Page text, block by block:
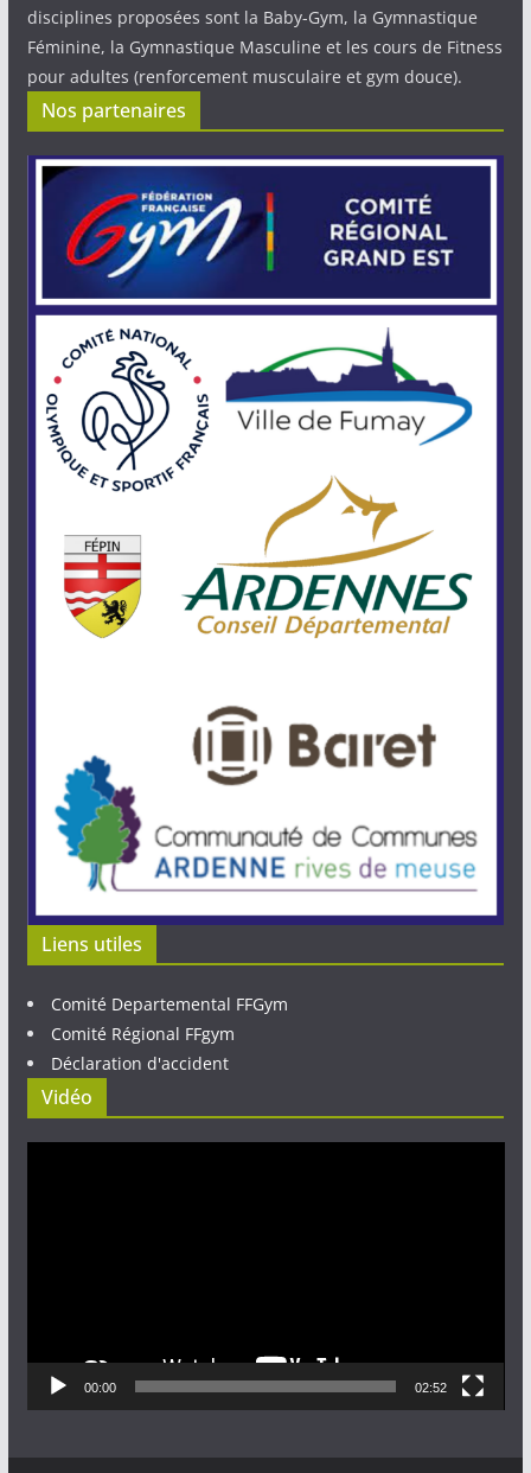
disciplines proposées sont la Baby-Gym, la Gymnastique
Féminine, la Gymnastique Masculine et les cours de Fitness
pour adultes (renforcement musculaire et gym douce).
Nos partenaires
Liens utiles
Comité Departemental FFGym
Comité Régional FFgym
Déclaration d'accident
Vidéo
00:00 02:52